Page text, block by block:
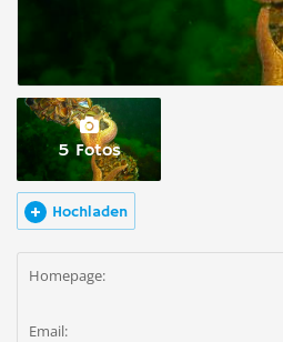
5 Fotos
Hochladen
Homepage:
Email: